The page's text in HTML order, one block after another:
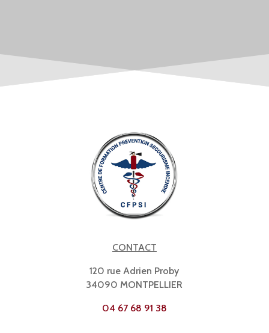
CONTACT
120 rue Adrien Proby
34090 MONTPELLIER
04 67 68 91 38